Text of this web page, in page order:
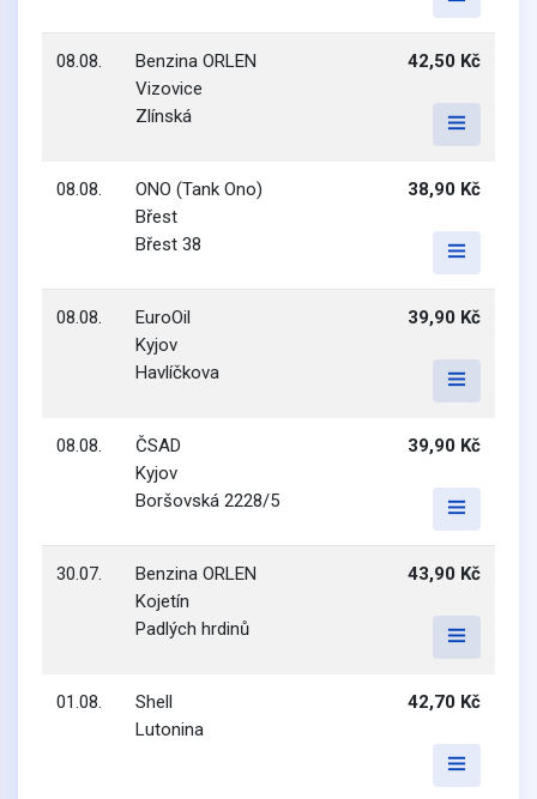
08.08.
Benzina ORLEN
Vizovice
Zlínská
42,50 Kč
08.08.
ONO (Tank Ono)
Břest
Břest 38
38,90 Kč
08.08.
EuroOil
Kyjov
Havlíčkova
39,90 Kč
08.08.
ČSAD
Kyjov
Boršovská 2228/5
39,90 Kč
30.07.
Benzina ORLEN
Kojetín
Padlých hrdinů
43,90 Kč
01.08.
Shell
Lutonina
42,70 Kč